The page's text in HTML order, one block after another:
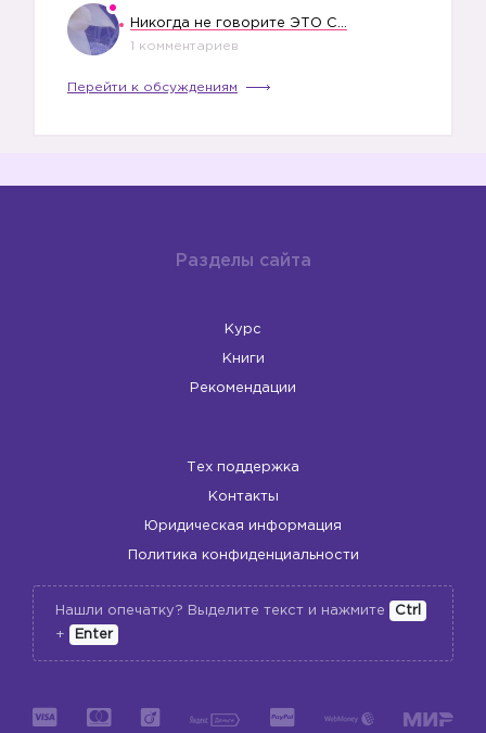
1 комментариев
Перейти к обсуждениям
Разделы сайта
Курс
Книги
Рекомендации
Тех поддержка
Контакты
Юридическая информация
Политика конфиденциальности
Нашли опечатку? Выделите текст и нажмите
Ctrl
+
Enter